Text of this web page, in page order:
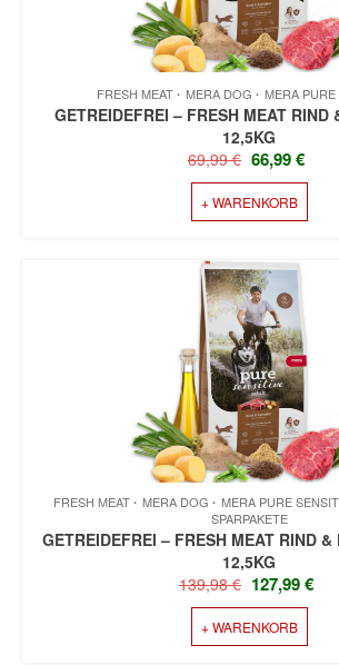
FRESH MEAT MERA DOG MERA
GETREIDEFREI – FRESH MEAT RIND
12,5KG
69,99€
PREIS
WAR:
69,99 €
66,99€
+ WARENKORB
FRESH MEAT MERA DOG MERA PURE
SPARPAKETE
GETREIDEFREI – FRESH MEAT RIND
12,5KG
139,98€
PREIS
WAR:
139,98 €
127,99€
+ WARENKORB